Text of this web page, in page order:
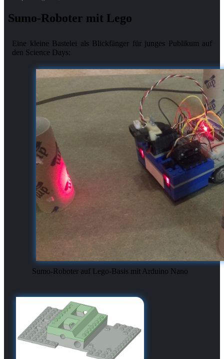
Sumo-Roboter mit Lego
Eine kleine Bastelei als Blickfänger für junges Publikum auf
Sumo-Roboter auf Lego-Basis mit Arduino Nano